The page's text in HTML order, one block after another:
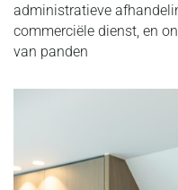
administratieve
commerciële dienst, en
van panden